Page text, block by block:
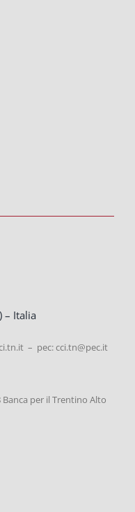
– Italia
– pec: cci.tn@pec.it
Banca per il Trentino Alto